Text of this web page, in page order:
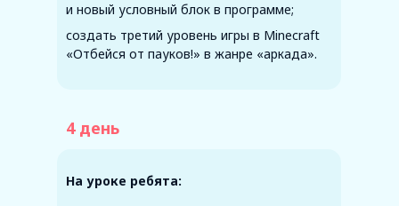
На уроке ребята:
4 день
и новый условный блок в программе;
создать третий уровень игры в Minecraft
«Отбейся от пауков!» в жанре «аркада».